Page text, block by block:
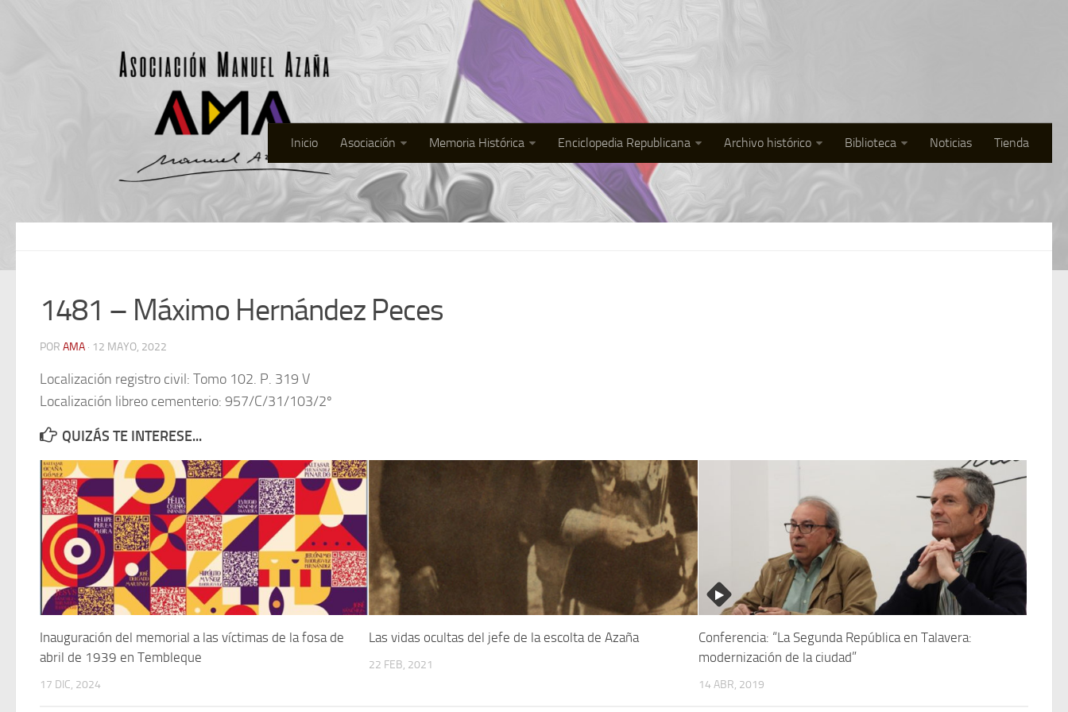
Inicio Asociación Memoria Histórica Enciclopedia Republicana Archivo histórico Biblioteca Noticias Tienda
1481 – Máximo Hernández Peces
POR AMA · 12 MAYO, 2022
Localización registro civil: Tomo 102. P. 319 V
Localización libreo cementerio: 957/C/31/103/2º
QUIZÁS TE INTERESE...
Inauguración del memorial a las víctimas de la fosa de
abril de 1939 en Tembleque
17 DIC, 2024
Las vidas ocultas del jefe de la escolta de Azaña
22 FEB, 2021
Conferencia: “La Segunda República en Talavera:
modernización de la ciudad”
14 ABR, 2019